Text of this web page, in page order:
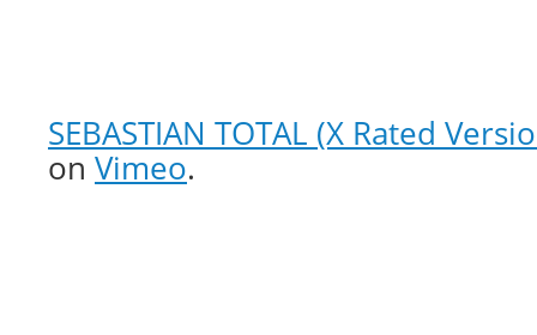
SEBASTIAN TOTAL (X Rated
on Vimeo.